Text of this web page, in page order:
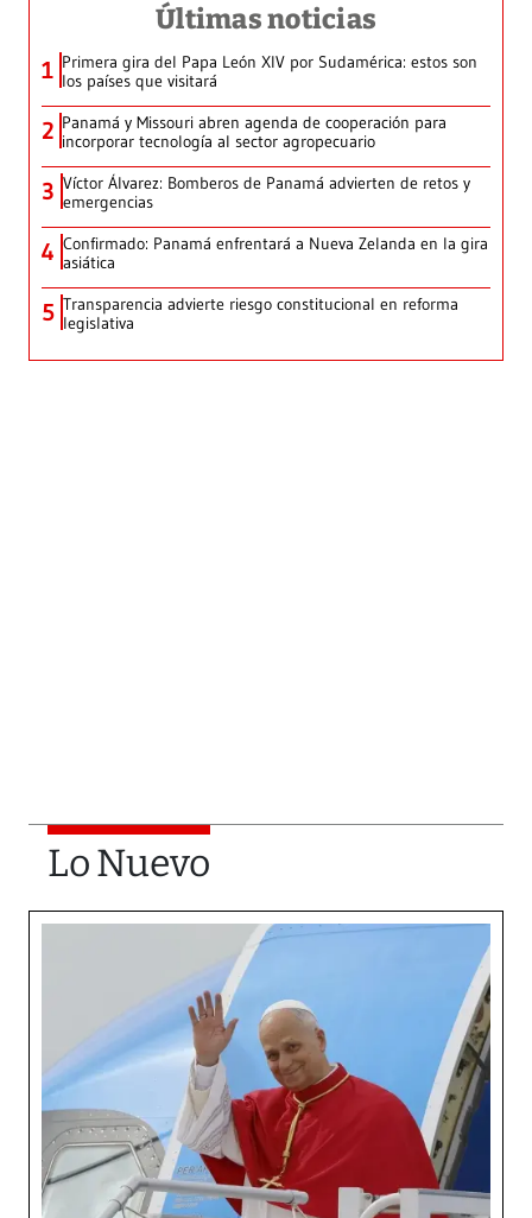
Últimas noticias
1 Primera gira del Papa León XIV por Sudamérica: estos son
los países que visitará
2 Panamá y Missouri abren agenda de cooperación para
incorporar tecnología al sector agropecuario
3 Víctor Álvarez: Bomberos de Panamá advierten de retos y
emergencias
4 Confirmado: Panamá enfrentará a Nueva Zelanda en la gira
asiática
5 Transparencia advierte riesgo constitucional en reforma
legislativa
Lo Nuevo